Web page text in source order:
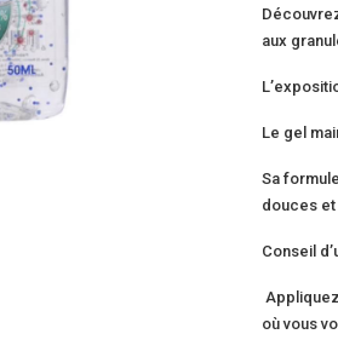
50ml
aux
Le gel
Sa
douces
Conseil
où vous